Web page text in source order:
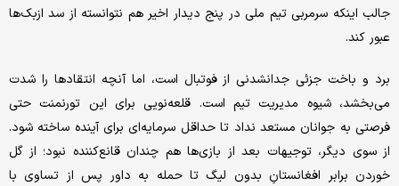
جالب اینکه سرمربی تیم ملی در پنج دیدار اخیر هم نتوانسته از سد ازبک‌ها
عبور کند.
برد و باخت جزئی جدانشدنی از فوتبال است، اما آنچه انتقادها را شدت
می‌بخشد، شیوه مدیریت تیم است. قلعه‌نویی برای این تورنمنت حتی
فرصتی به جوانان مستعد نداد تا حداقل سرمایه‌ای برای آینده ساخته شود.
از سوی دیگر، توجیهات بعد از بازی‌ها هم چندان قانع‌کننده نبود؛ از گل
خوردن برابر افغانستانِ بدون لیگ تا حمله به داور پس از تساوی با